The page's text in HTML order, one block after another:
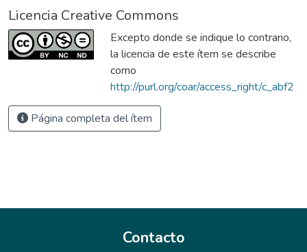
Licencia Creative Commons
Excepto donde se indique lo contrario,
la licencia de este ítem se describe
como
http://purl.org/coar/access_right/c_abf2
Página completa del ítem
Contacto